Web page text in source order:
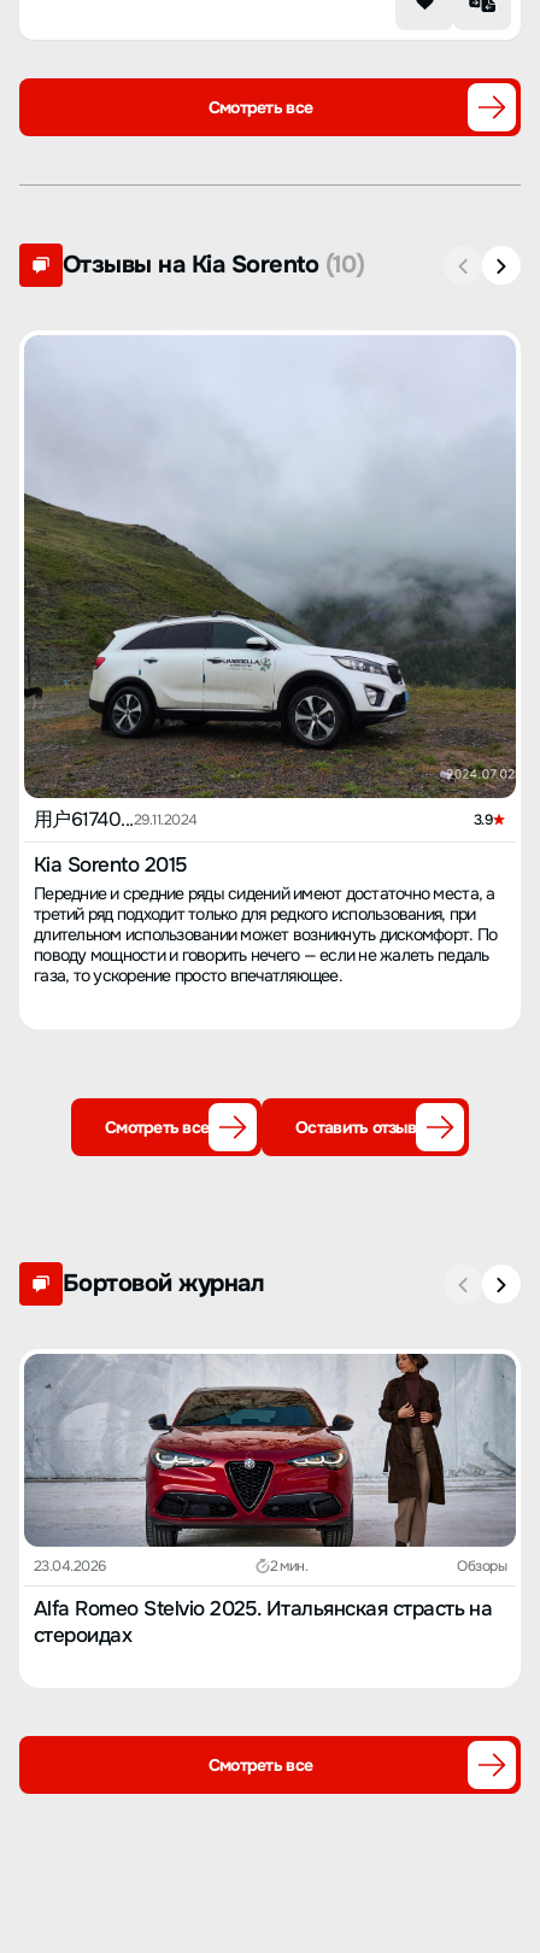
Смотреть все
Отзывы на Kia Sorento (10)
用户61740...29.11.2024 3.9
Kia Sorento 2015
Передние и средние ряды сидений имеют достаточно места, а
третий ряд подходит только для редкого использования, при
длительном использовании может возникнуть дискомфорт. По
поводу мощности и говорить нечего — если не жалеть педаль
газа, то ускорение просто впечатляющее.
Смотреть все Оставить отзыв
Бортовой журнал
23.04.2026 2 мин. Обзоры
Alfa Romeo Stelvio 2025. Итальянская страсть на
стероидах
Смотреть все